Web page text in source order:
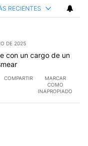
RECIENTES
DE 2025
con un cargo de un
COMPARTIR
MARCAR
COMO
INAPROPIADO